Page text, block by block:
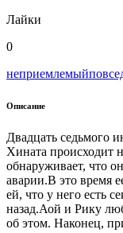
Лайки
0
неприемлемый
Описание
Двадцать седьмого
Хината происходит
обнаруживает, что
аварии.В это время
ей, что у него есть
назад.Аой и Рику
об этом. Наконец,